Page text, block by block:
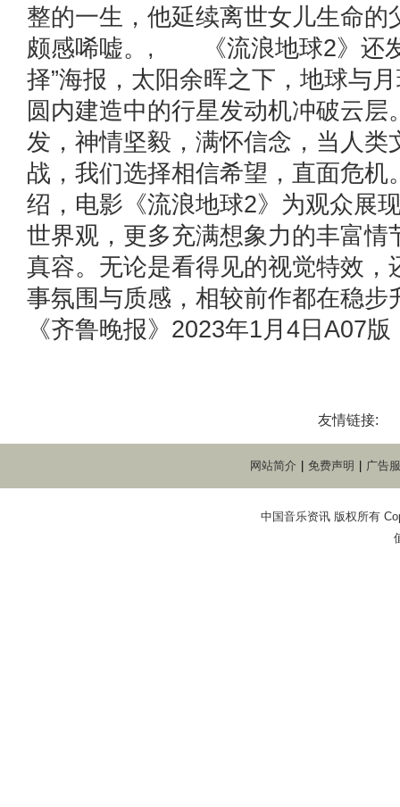
整的一生，他延续离世女儿生命的
颇感唏嘘。, 《流浪地球2》还
择”海报，太阳余晖之下，地球与
圆内建造中的行星发动机冲破云层
发，神情坚毅，满怀信念，当人类
战，我们选择相信希望，直面
绍，电影《流浪地球2》为观众展
世界观，更多充满想象力的丰富情
真容。无论是看得见的视觉特效，
事氛围与质感，相较前作都在
《齐鲁晚报》2023年1月4日A07版
友情链接:
网站简介 免费声明 广告
中国音乐资讯 版权所有